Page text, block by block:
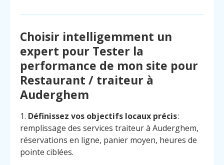
Choisir intelligemment un
expert pour Tester la
performance de mon site pour
Restaurant / traiteur à
Auderghem
1. Définissez vos objectifs locaux précis:
remplissage des services traiteur à Auderghem,
réservations en ligne, panier moyen, heures de
pointe ciblées.